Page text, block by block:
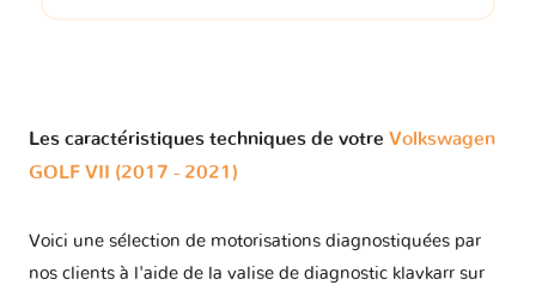
Les caractéristiques techniques de votre Volkswagen
GOLF VII (2017 - 2021)
Voici une sélection de motorisations diagnostiquées par
nos clients à l'aide de la valise de diagnostic klavkarr sur